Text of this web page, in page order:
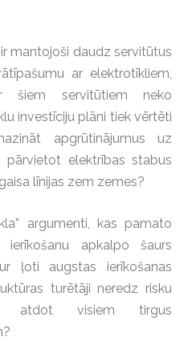
mantojoši daudz servitūtus
ar elektrotīkliem,
šiem servitūtiem neko
investīciju plāni tiek vērtēti
apgrūtinājumus uz
pārvietot elektrības stabus
līnijas zem zemes?
argumenti, kas pamato
apkalpo šaurs
ļoti augstas ierīkošanas
turētāji neredz risku
atdot visiem tirgus